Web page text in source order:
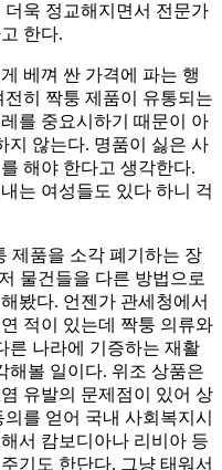
욱 정교해지면서 전문가
한다.
베껴 싼 가격에 파는 행
히 짝퉁 제품이 유통되는
를 중요시하기 때문이 아
지 않는다. 명품이 싫은 사
해야 한다고 생각한다.
는 여성들도 있다 하니 걱
제품을 소각 폐기하는 장
물건들을 다른 방법으로
봤다. 언젠가 관세청에서
적이 있는데 짝퉁 의류와
른 나라에 기증하는 재활
해볼 일이다. 위조 상품은
유발의 문제점이 있어 상
를 얻어 국내 사회복지시
서 캄보디아나 리비아 등
기도 한단다. 그냥 태워서